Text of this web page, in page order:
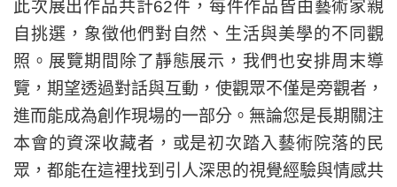
此次展出作品共計62件，每件作品皆由藝術家親
自挑選，象徵他們對自然、生活與美學的不同觀
照。展覽期間除了靜態展示，我們也安排周末導
覽，期望透過對話與互動，使觀眾不僅是旁觀者，
進而能成為創作現場的一部分。無論您是長期關注
本會的資深收藏者，或是初次踏入藝術院落的民
眾，都能在這裡找到引人深思的視覺經驗與情感共